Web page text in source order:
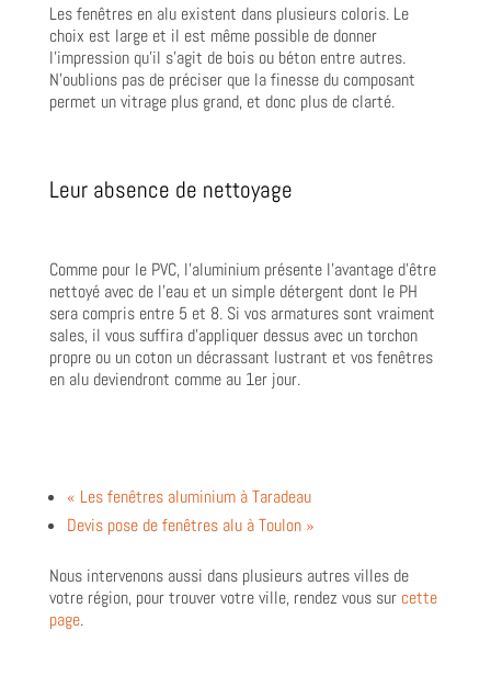
Les fenêtres en alu existent dans plusieurs coloris. Le
choix est large et il est même possible de donner
l’impression qu’il s’agit de bois ou béton entre autres.
N’oublions pas de préciser que la finesse du composant
permet un vitrage plus grand, et donc plus de clarté.
Leur absence de nettoyage
Comme pour le PVC, l’aluminium présente l’avantage d’être
nettoyé avec de l’eau et un simple détergent dont le PH
sera compris entre 5 et 8. Si vos armatures sont vraiment
sales, il vous suffira d’appliquer dessus avec un torchon
propre ou un coton un décrassant lustrant et vos fenêtres
en alu deviendront comme au 1er jour.
« Les fenêtres aluminium à Taradeau
Devis pose de fenêtres alu à Toulon »
Nous intervenons aussi dans plusieurs autres villes de
votre région, pour trouver votre ville, rendez vous sur cette
page.